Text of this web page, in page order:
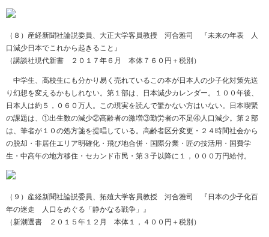
（８）産経新聞社論説委員、大正大学客員教授 河合雅司 『未来の年表 人
口減少日本でこれから起きること』
（講談社現代新書 ２０１７年６月 本体７６０円＋税別）
中学生、高校生にも分かり易く売れているこの本が日本人の少子化対策先送
り幻想を変えるかもしれない。第１部は、日本減少カレンダー。１００年後、
日本人は約５，０６０万人。この現実を読んで驚かない方はいない。日本喫緊
の課題は、①出生数の減少②高齢者の激増③勤労者の不足④人口減少。第２部
は、筆者が１０の処方箋を提唱している。高齢者区分変更・２４時間社会から
の脱却・非居住エリア明確化・飛び地合併・国際分業・匠の技活用・国費学
生・中高年の地方移住・セカンド市民・第３子以降に１，０００万円給付。
（９）産経新聞社論説委員、拓殖大学客員教授 河合雅司 『日本の少子化百
年の迷走 人口をめぐる「静かなる戦争」』
（新潮選書 ２０１５年１２月 本体１，４００円＋税別）